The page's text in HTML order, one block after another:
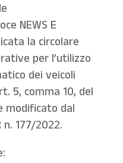
NEWS E
la circolare
per l’utilizzo
dei veicoli
5, comma 10, del
modificato dal
n. 177/2022.